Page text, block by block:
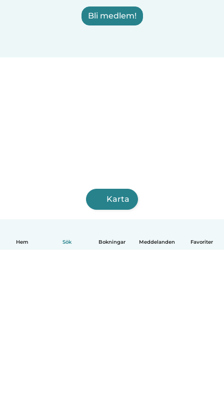
Hem Sök Bokningar Meddelanden Favoriter
Bli medlem!
Karta